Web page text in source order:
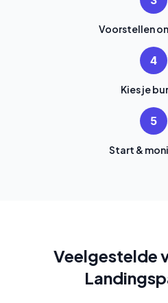
Voorstellen
4
Kies je
5
Start &
Veelgestelde